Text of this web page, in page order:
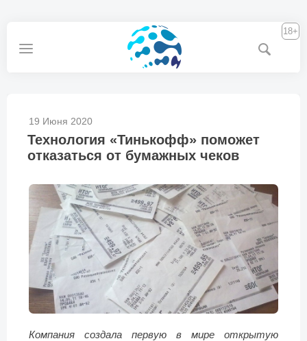
18+
19 Июня 2020
Технология «Тинькофф» поможет
отказаться от бумажных чеков
Компания создала первую в мире открытую